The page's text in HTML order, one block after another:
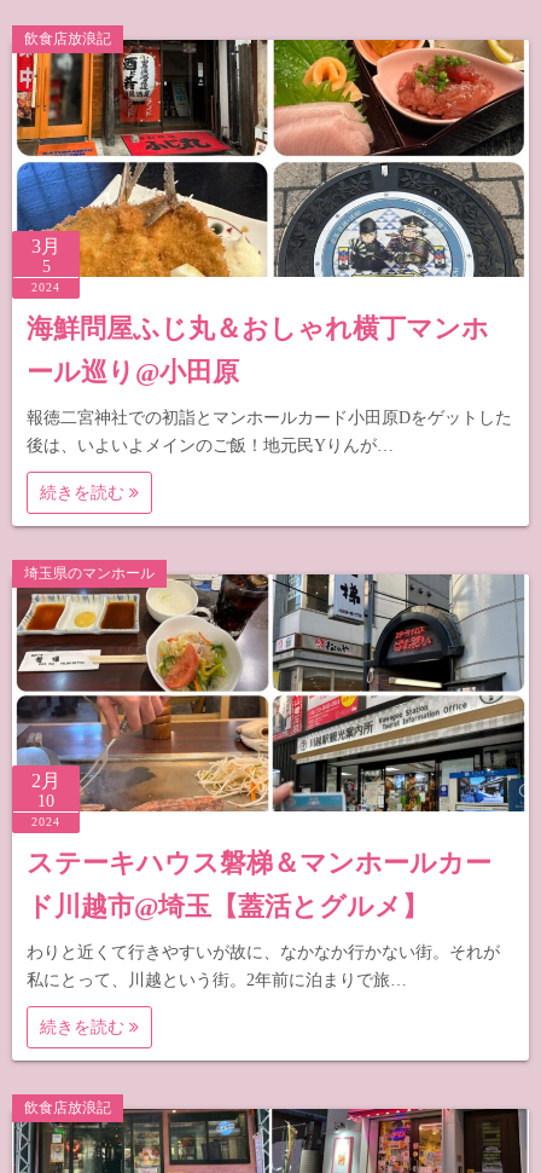
飲食店放浪記
3月
5
2024
海鮮問屋ふじ丸＆おしゃれ横丁マンホ
ール巡り@小田原
報徳二宮神社での初詣とマンホールカード小田原Dをゲットした
後は、いよいよメインのご飯！地元民Yりんが…
続きを読む
埼玉県のマンホール
2月
10
2024
ステーキハウス磐梯＆マンホールカー
ド川越市@埼玉【蓋活とグルメ】
わりと近くて行きやすいが故に、なかなか行かない街。それが
私にとって、川越という街。2年前に泊まりで旅…
続きを読む
飲食店放浪記